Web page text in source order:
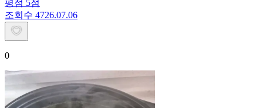
평점 5점
조회수 4726.07.06
0